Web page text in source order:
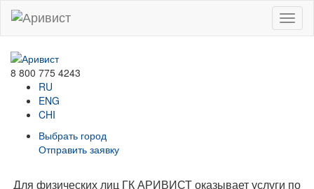
Menu
8 800 775 4243
RU
ENG
CHI
Выбрать город
Отправить заявку
Для физических лиц ГК АРИВИСТ оказывает услуги по